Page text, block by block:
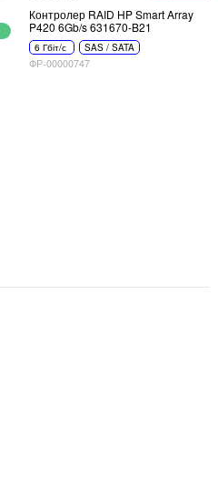
Контролер RAID HP Smart Array
P420 6Gb/s 631670-B21
6 Гбіт/с SAS / SATA
ФР-00000747